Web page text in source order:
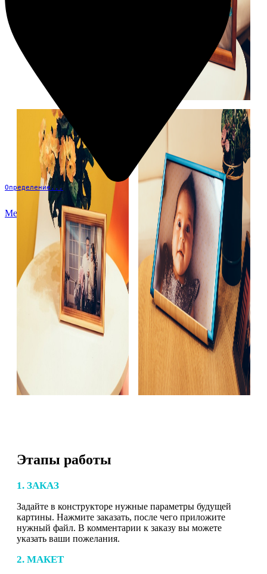
Определение...
Меню
Этапы работы
1. ЗАКАЗ
Задайте в конструкторе нужные параметры будущей
картины. Нажмите заказать, после чего приложите
нужный файл. В комментарии к заказу вы можете
указать ваши пожелания.
2. МАКЕТ